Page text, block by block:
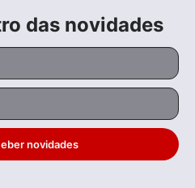
das novidades
novidades